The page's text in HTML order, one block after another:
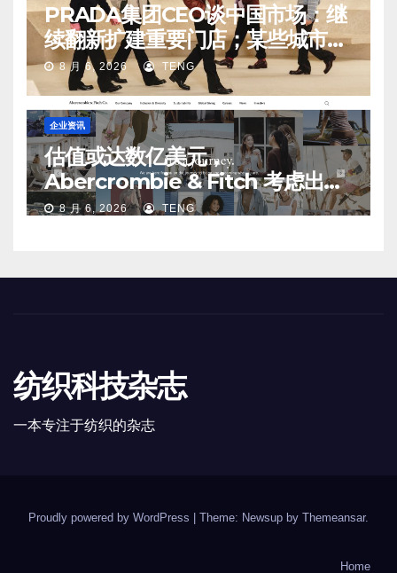
PRADA集团CEO谈中国市场：继
续翻新扩建重要门店；某些城市的
第二、第三店不再有价值
8 月 6, 2026 TENG
企业资讯
估值或达数亿美元，
Abercrombie & Fitch 考虑出售
中国业务部分股权
8 月 6, 2026 TENG
纺织科技杂志
一本专注于纺织的杂志
Proudly powered by WordPress Theme: Newsup by Themeansar.
Home